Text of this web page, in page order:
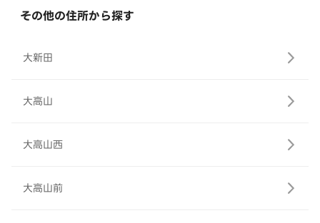
その他の住所から探す
大新田
大高山
大高山西
大高山前